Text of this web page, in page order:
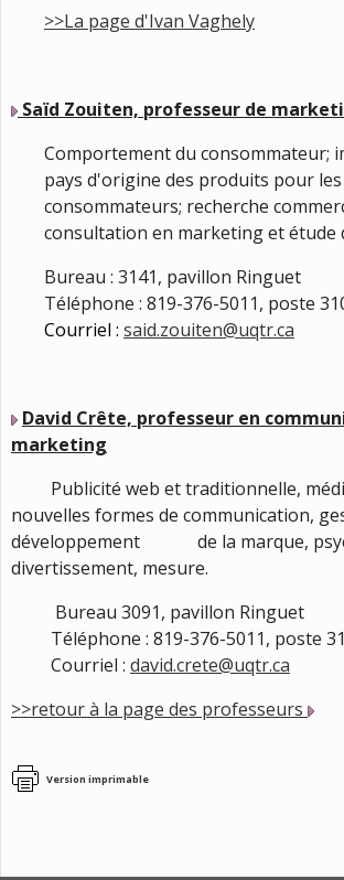
>>La page d'Ivan Vaghely
Saïd Zouiten, professeur de
Comportement du consommateur;
pays d'origine des produits pour les
consommateurs; recherche
consultation en marketing et étude
Bureau : 3141, pavillon Ringuet
Téléphone : 819-376-5011, poste
Courriel : said.zouiten@uqtr.ca
David Crête, professeur en
marketing
Publicité web et traditionnelle,
nouvelles formes de communication,
développement de la marque,
divertissement, mesure.
Bureau 3091, pavillon Ringuet
Téléphone : 819-376-5011, poste
Courriel : david.crete@uqtr.ca
>>retour à la page des professeurs
Version imprimable